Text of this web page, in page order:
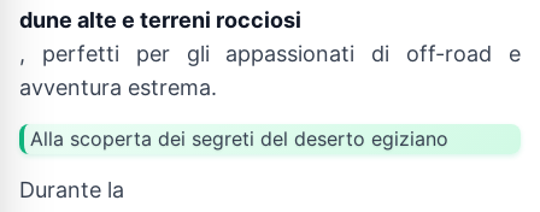
dune alte e terreni rocciosi
, perfetti per gli appassionati di off-road e
avventura estrema.
Alla scoperta dei segreti del deserto egiziano
Durante la